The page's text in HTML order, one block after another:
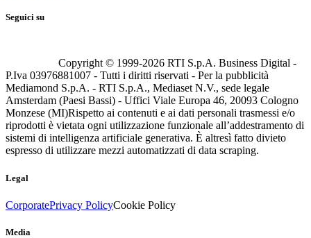
Seguici su
Copyright © 1999-2026 RTI S.p.A. Business Digital -
P.Iva 03976881007 - Tutti i diritti riservati - Per la pubblicità
Mediamond S.p.A. - RTI S.p.A., Mediaset N.V., sede legale
Amsterdam (Paesi Bassi) - Uffici Viale Europa 46, 20093 Cologno
Monzese (MI)Rispetto ai contenuti e ai dati personali trasmessi e/o
riprodotti è vietata ogni utilizzazione funzionale all’addestramento di
sistemi di intelligenza artificiale generativa. È altresì fatto divieto
espresso di utilizzare mezzi automatizzati di data scraping.
Legal
CorporatePrivacy PolicyCookie Policy
Media